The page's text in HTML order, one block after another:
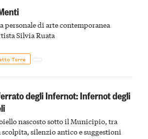
personale di arte contemporanea
Silvia Ruata
Torre
degli Infernot: Infernot degli
nascosto sotto il Municipio, tra
silenzio antico e suggestioni